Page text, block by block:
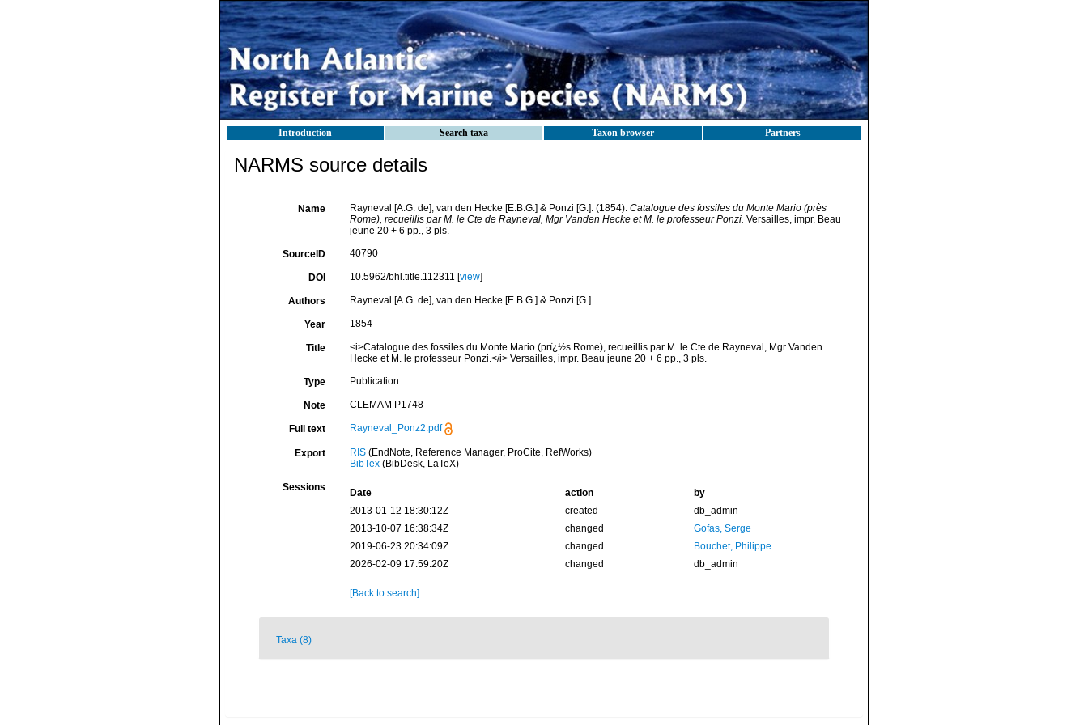
Introduction Search taxa Taxon browser Partners
NARMS source details
Name Rayneval [A.G. de], van den Hecke [E.B.G.] & Ponzi [G.]. (1854). Catalogue des fossiles du Monte Mario (près
Rome), recueillis par M. le Cte de Rayneval, Mgr Vanden Hecke et M. le professeur Ponzi. Versailles, impr. Beau
jeune 20 + 6 pp., 3 pls.
SourceID 40790
DOI 10.5962/bhl.title.112311 [view]
Authors Rayneval [A.G. de], van den Hecke [E.B.G.] & Ponzi [G.]
Year 1854
Title
<i>Catalogue des fossiles du Monte Mario (prï¿½s Rome), recueillis par M. le Cte de Rayneval, Mgr Vanden
Hecke et M. le professeur Ponzi.</i> Versailles, impr. Beau jeune 20 + 6 pp., 3 pls.
Type Publication
Note CLEMAM P1748
Full text Rayneval_Ponz2.pdf
Export RIS(EndNote, Reference Manager, ProCite, RefWorks)
BibTex(BibDesk, LaTeX)
Sessions Date action
by
2013-01-12 18:30:12Z
created
db_admin
2013-10-07 16:38:34Z
changed
Gofas, Serge
2019-06-23 20:34:09Z
changed
Bouchet, Philippe
2026-02-09 17:59:20Z
changed db_admin
[Back to search]
Taxa (8)